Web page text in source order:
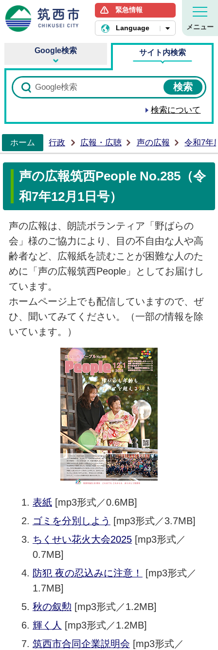
筑西市ホームページ
緊急情報
Language メニュー
Google検索 サイト内検索
検索について
ホーム
行政 広報・広聴 声の広報 令和7年
声の広報筑西People No.285（令
和7年12月1日号）
声の広報は、朗読ボランティア「野ばらの
会」様のご協力により、目の不自由な人や高
齢者など、広報紙を読むことが困難な人のた
めに「声の広報筑西People」としてお届けし
ています。
ホームページ上でも配信していますので、ぜ
ひ、聞いてみてください。（一部の情報を除
いています。）
表紙[mp3形式／0.6MB]
ゴミを分別しよう
[mp3形式／3.7MB]
ちくせい花火大会2025[mp3形式／
0.7MB]
防犯 夜の忍込みに注意！
[mp3形式／
1.7MB]
秋の叙勲 [mp3形式／1.2MB]
輝く人 [mp3形式／1.2MB]
筑西市合同企業説明会 [mp3形式／